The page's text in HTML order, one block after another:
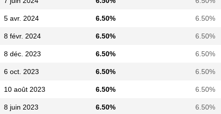
5 avr. 2024 6.50% 6.50%
8 févr. 2024 6.50% 6.50%
8 déc. 2023 6.50% 6.50%
6 oct. 2023 6.50% 6.50%
10 août 2023 6.50% 6.50%
8 juin 2023 6.50% 6.50%